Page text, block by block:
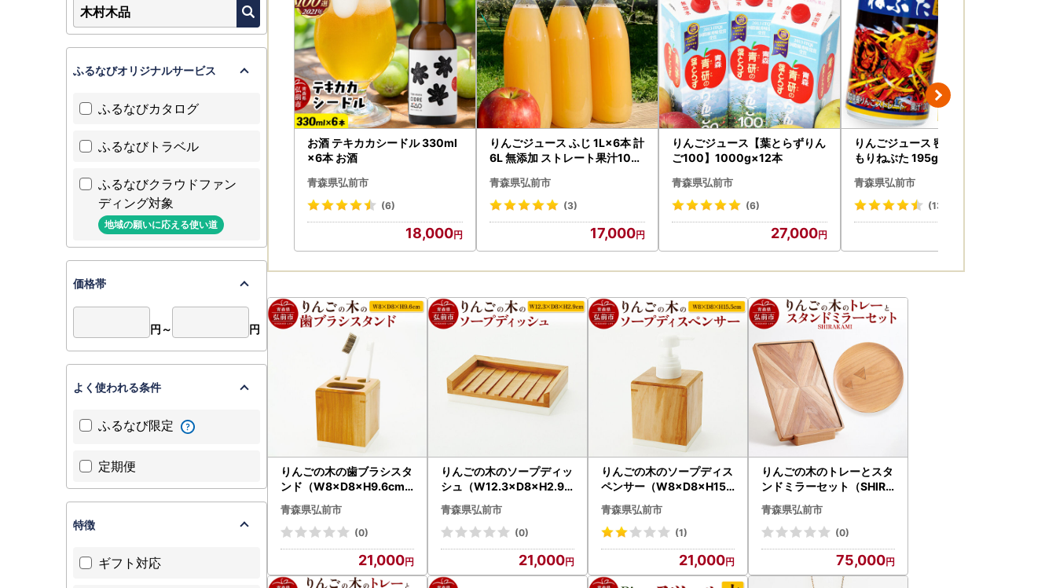
・返礼品によって、配送を承ることができかねる地域がございます。対象の返礼品ページにてご確認ください。
・お申し込みからお届けまでの期間は返礼品により異なります。対象の返礼品ページにてご確認ください。
・年末年始等の繁忙期やGW等の長期休暇の際は返礼品ページ記載の納期よりもお日にちをいただく場合がございます。
・お申し込みのタイミングや返礼品により、配送日指定のご希望をいただいても承れない場合がございます。
・宛所不明の場合には、配送形態などにより、お電話やメールなどでの事前確認がないまま返送となってしまう可能性もございま
す。お申し込み前に必ずお間違いがないか確認をお願いします。
・長期ご不在や宛所不明など寄附者様のご都合でお品物が返送となった場合、再送は承ることができません。
【寄附金受領証明書/ワンストップ特例申請書類の送付について】
寄附金受領証明書・ワンストップ特例申請書（希望された方のみ）は、後日当市より普通郵便にて発送いたします。
※寄附金受領証明書等とお礼の品については、別送となります。
※書類の発送は、お届けまでに1～2週間程度かかる場合があります。
※お申し込みを多数いただいた場合など、書類の発送にお時間をいただく場合がございます。
弘前市では郵送にてワンストップ特例申請を承っております。
申請期限は《ご寄附翌年の1月10日必着（消印無効）》となっております。
（1）郵送でのワンストップ特例申請について
《ご寄附翌年の1月10日必着（消印無効）》の申請期限までに、下記宛先まで郵送お願いいたします。
〒916-8790 福井県丹生郡越前町朝日1-7-3
青森県弘前市ふるさと納税ワンストップ受付センター 宛
（2）オンラインワンストップ申請書について
弘前市では「IAM（ふるまど）」に対応しており、オンラインにてもワンストップ申請を受付可能でございます。
※現在、運営会社の変更に伴い、一時的に申請できない場合がございます。その場合には、数日お待ちいただけますようお願いい
たします。
※余裕を持っての申請をご協力お願いいたします。
※期日までにご提出いただけない場合は、確定申告が必要となります。
※FAXやEメールでの提出は受理できませんので、ご注意ください。
お酒 テキカカシードル 330ml
×6本 お酒
青森県弘前市
(6)
18,000
りんごジュース ふじ 1L×6本 計
6L 無添加 ストレート果汁100
青森県弘前市
(3)
17,000
りんごジュース【葉とらずりん
ご100】1000g×12本
青森県弘前市
(6)
27,000
りんごジュース 密閉搾り あお
もりねぶた 195g缶×1ケース(3
青森県弘前市
(13)
りんごの木の歯ブラシスタ
ンド（W8×D8×H9.6cm
） おしゃれ 木製 かわいい
日本製 国産
青森県弘前市
(0)
21,000
りんごの木のソープディッ
シュ（W12.3×D8×H2.9c
m） おしゃれ 木製 かわい
い 日本製 国産
青森県弘前市
(0)
21,000
りんごの木のソープディス
ペンサー（W8×D8×H15.
5cm） おしゃれ 木製 かわ
いい 日本製 国産
青森県弘前市
(1)
21,000
りんごの木のトレーとスタ
ンドミラーセット（SHIRA
KAMI） おしゃれ 木製 か
わいい 日本製 国産 卓上 お
盆 オブジェ インテリア 雑
貨
青森県弘前市
(0)
75,000
ふるなびオリジナルサービス
ふるなびカタログ
ふるなびトラベル
ふるなびクラウドファン
ディング対象
地域の願いに応える使い道
価格帯
円～ 円
よく使われる条件
ふるなび限定
定期便
特徴
ギフト対応